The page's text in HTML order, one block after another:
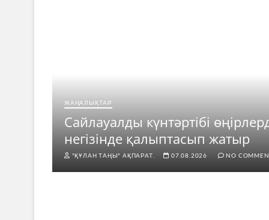
ЖАҢАЛЫҚТАР
Сайлауалды күнтәртібі
негізінде қалыптасып жатыр
"ҚҰЛАН ТАҢЫ" АҚПАРАТ. 07.08.2026 NO